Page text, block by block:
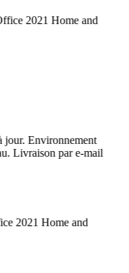
2021 Home and
Environnement
Livraison par e-mail
2021 Home and